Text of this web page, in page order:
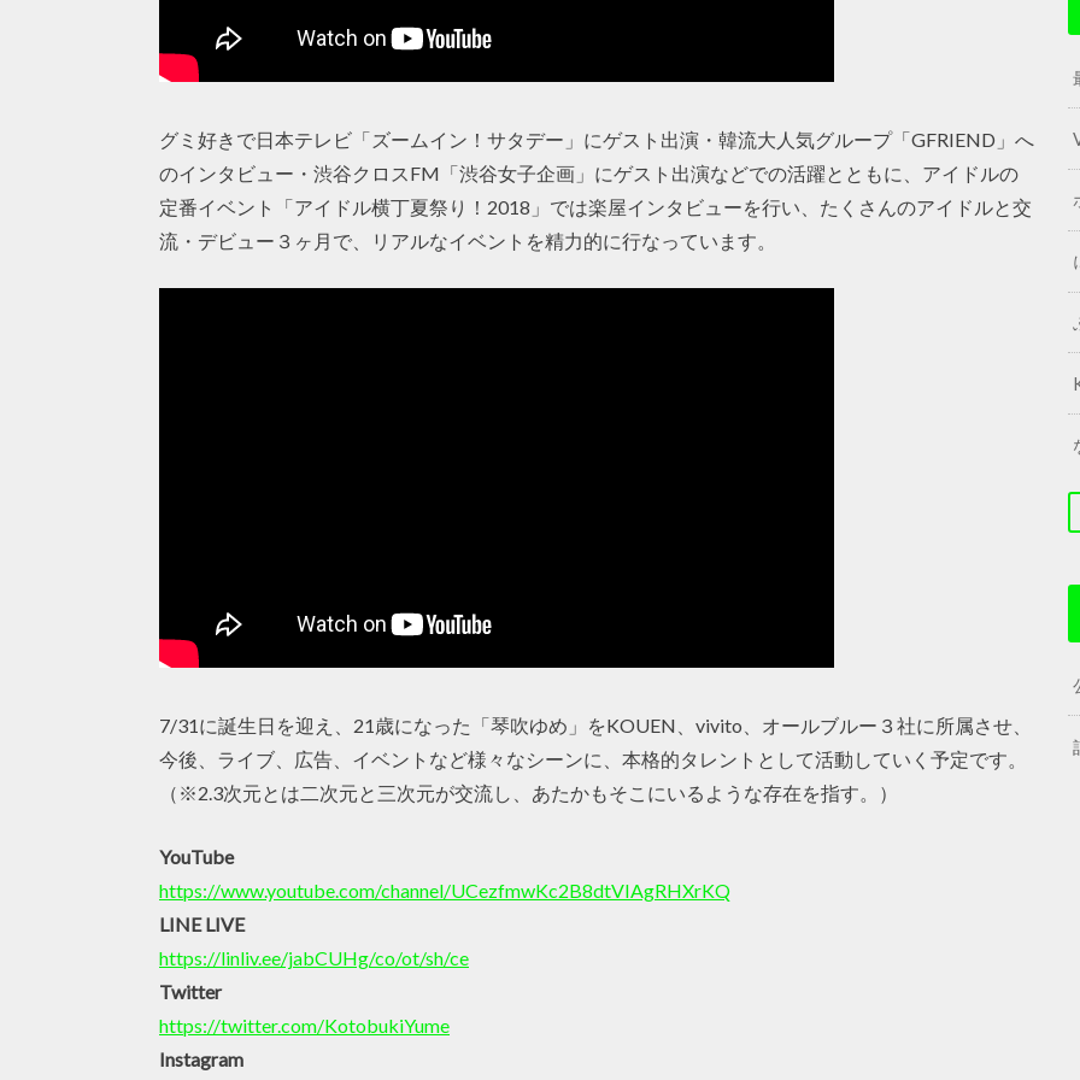
グミ好きで日本テレビ「ズームイン！サタデー」にゲスト出演・韓流大人気グループ「GFRIEND」へ
のインタビュー・渋谷クロスFM「渋谷女子企画」にゲスト出演などでの活躍とともに、アイドルの
定番イベント「アイドル横丁夏祭り！2018」では楽屋インタビューを行い、たくさんのアイドルと交
流・デビュー３ヶ月で、リアルなイベントを精力的に行なっています。
7/31に誕生日を迎え、21歳になった「琴吹ゆめ」をKOUEN、vivito、オールブルー３社に所属させ、
今後、ライブ、広告、イベントなど様々なシーンに、本格的タレントとして活動していく予定です。
（※2.3次元とは二次元と三次元が交流し、あたかもそこにいるような存在を指す。）
YouTube
https://www.youtube.com/channel/UCezfmwKc2B8dtVIAgRHXrKQ
LINE LIVE
https://linliv.ee/jabCUHg/co/ot/sh/ce
Twitter
https://twitter.com/KotobukiYume
Instagram